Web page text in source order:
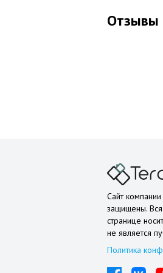
Отзывы
Сайт
защищены.
странице
не является
Политика